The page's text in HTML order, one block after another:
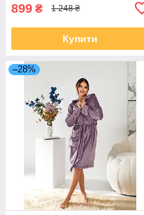
899 ₴ 1 248 ₴
Купити
–28%